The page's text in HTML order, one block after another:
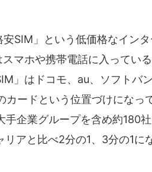
SIM」という低価格なイン
マホや携帯電話に入っている
」はドコモ、au、ソフトバ
ードという位置づけになっ
企業グループを含め約180
アと比べ2分の1、3分の1に